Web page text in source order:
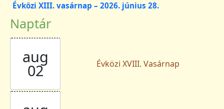
Évközi XIII. vasárnap – 2026. június 28.
Naptár
aug
02 Évközi XVIII. Vasárnap